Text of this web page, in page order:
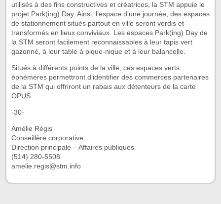
utilisés à des fins constructives et créatrices, la STM appuie le
projet Park(ing) Day. Ainsi, l’espace d’une journée, des espaces
de stationnement situés partout en ville seront verdis et
transformés en lieux conviviaux. Les espaces Park(ing) Day de
la STM seront facilement reconnaissables à leur tapis vert
gazonné, à leur table à pique-nique et à leur balancelle.
Situés à différents points de la ville, ces espaces verts
éphémères permettront d’identifier des commerces partenaires
de la STM qui offriront un rabais aux détenteurs de la carte
OPUS.
-30-
Amélie Régis
Conseillère corporative
Direction principale – Affaires publiques
(514) 280-5508
amelie.regis@stm.info